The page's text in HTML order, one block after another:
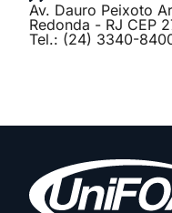
Av. Dauro Peixoto
Redonda - RJ CEP
Tel.: (24) 3340-